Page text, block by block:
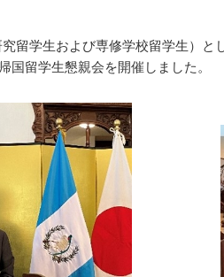
学生および専修学校留学生）
国留学生懇親会を開催しました。